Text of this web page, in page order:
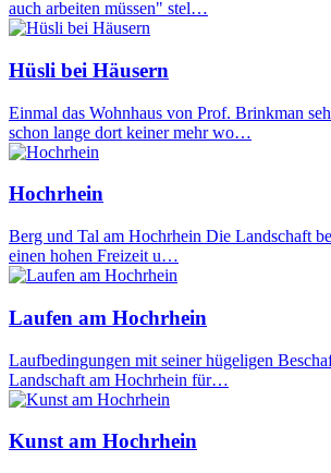
auch arbeiten müssen" stel…
Hüsli bei Häusern
Einmal das Wohnhaus von Prof. Brinkman
schon lange dort keiner mehr wo…
Hochrhein
Berg und Tal am Hochrhein Die Landschaft
einen hohen Freizeit u…
Laufen am Hochrhein
Laufbedingungen mit seiner hügeligen
Landschaft am Hochrhein für…
Kunst am Hochrhein